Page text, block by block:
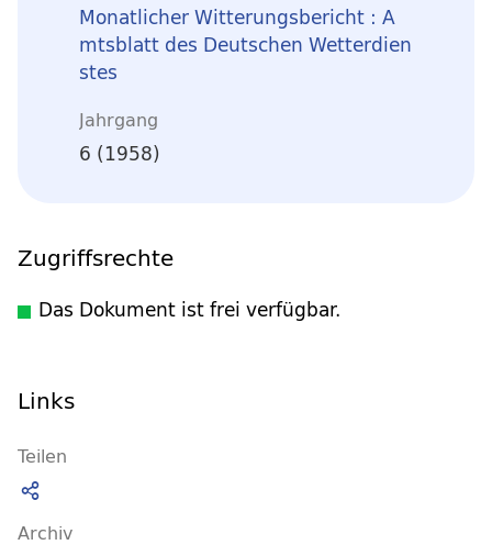
Monatlicher Witterungsbericht : A
mtsblatt des Deutschen Wetterdien
stes
Jahrgang
6 (1958)
Zugriffsrechte
Das Dokument ist frei verfügbar.
Links
Teilen
Archiv